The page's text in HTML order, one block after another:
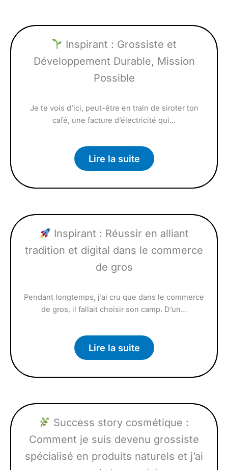
Inspirant : Grossiste et
Développement Durable, Mission
Possible
Je te vois d’ici, peut-être en train de siroter ton
café, une facture d’électricité qui…
Lire la suite
Inspirant : Réussir en alliant
tradition et digital dans le commerce
de gros
Pendant longtemps, j’ai cru que dans le commerce
de gros, il fallait choisir son camp. D’un…
Lire la suite
Success story cosmétique :
Comment je suis devenu grossiste
spécialisé en produits naturels et j’ai